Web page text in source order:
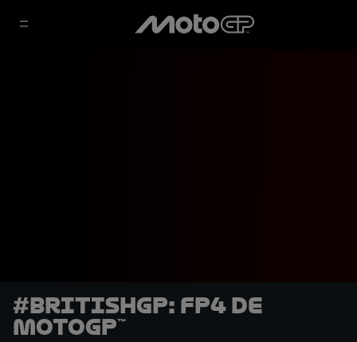
#BritishGP: FP4 de
MotoGP™